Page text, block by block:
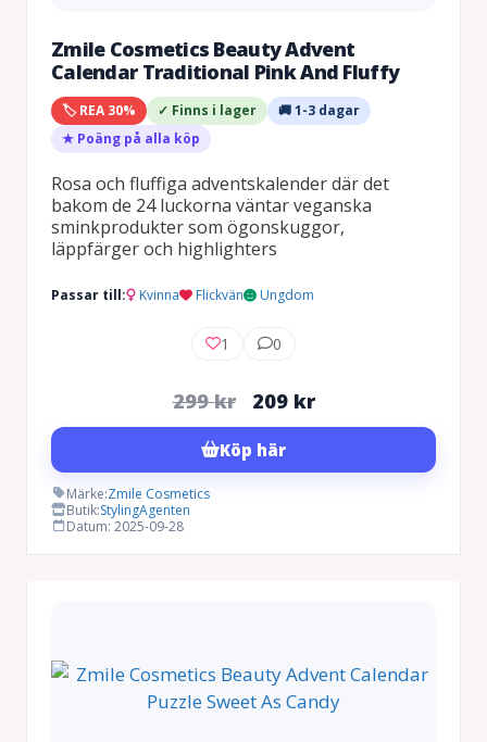
Zmile Cosmetics Beauty Advent
Calendar Traditional Pink And Fluffy
🏷️ REA 30% ✓ Finns i lager
🚚 1-3 dagar
★ Poäng på alla köp
Rosa och fluffiga adventskalender där det
bakom de 24 luckorna väntar veganska
sminkprodukter som ögonskuggor,
läppfärger och highlighters
Passar till: Kvinna Flickvän Ungdom
1 0
299kr
Det
ursprungliga
priset
209 krDet
nuvarande
Köp här
Märke:Zmile Cosmetics
Butik:StylingAgenten
Datum: 2025-09-28